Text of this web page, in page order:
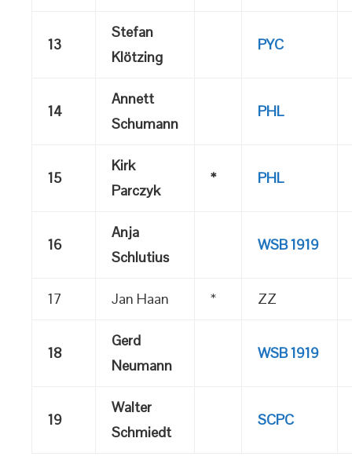
13
Stefan
Klötzing
PYC
14
Annett
Schumann
PHL
15
Kirk
Parczyk
* PHL
16
Anja
Schlutius
WSB 1919
17 Jan Haan * ZZ
18
Gerd
Neumann
WSB 1919
19
Walter
Schmiedt
SCPC